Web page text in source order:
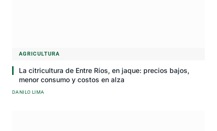
AGRICULTURA
La citricultura de Entre Ríos, en jaque: precios bajos,
menor consumo y costos en alza
DANILO LIMA